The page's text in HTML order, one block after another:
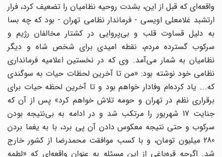
واقعه‌ای که قبل از این، بشدت روحیه نظامیان را تضعیف کرد، فرار
ارتشبد غلامعلی اویسی - فرماندار نظامی تهران - بود که چه بسا
به دلیل قساوت قلب و بی‌پروایی در کشتار مخالفان رژیم و
سرکوب گسترده مردم، نقطه امیدی برای شخص شاه و دیگر
نظامیان به شمار می‌آمد. وی که در نخستین اعلامیه فرمانداری
نظامی خود نوشته بود: «من تا آخرین لحظات حیات به سوگندی
که... یاد کرده‌ام وفادار خواهم بود و تا آخرین لحظه حیات برای
برقراری نظم در تهران و حومه تلاش خواهم کرد» پس از آن که
جنایت 17 شهریور را مرتکب شد و در ادامه به بی‌نتیجه بودن
سرکوب و حتی نتیجه معکوس دادن آن پی برد، با به یغما بردن
280 میلیون تومان، و با کسب موافقت محمدرضا از کشور خارج
شد. اگرچه قره‌باغی از این مسئله به عنوان واقعه‌ای که «لطمه‌